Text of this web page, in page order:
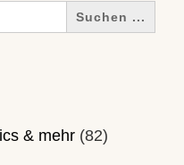
& mehr (82)